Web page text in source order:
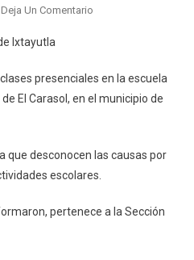
Deja Un ComentarioEn
Telesecundaria
De
Ixtayutla
presenciales en la escuela
El Carasol, en el municipio de
que desconocen las causas por
escolares.
pertenece a la Sección